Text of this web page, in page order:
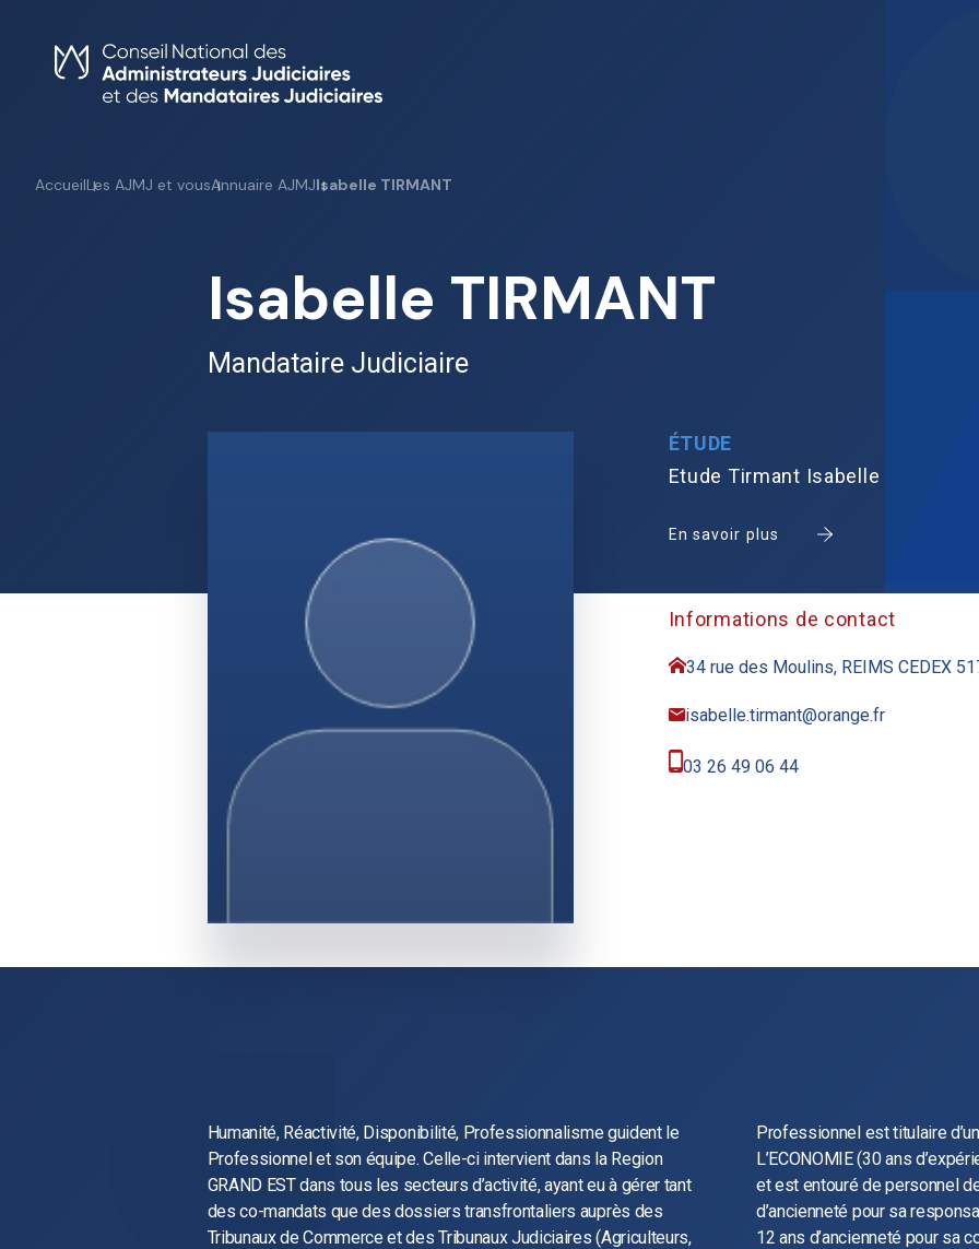
content
AccueilLes AJMJ et vousAnnuaire AJMJIsabelle TIRMANT
Isabelle TIRMANT
Mandataire Judiciaire
ÉTUDE
Etude Tirmant Isabelle
En savoir plus
Informations de contact
34 rue des Moulins, REIMS CEDEX
isabelle.tirmant@orange.fr
03 26 49 06 44
Humanité, Réactivité, Disponibilité, Professionnalisme guident le
Professionnel et son équipe. Celle-ci intervient dans la Region
GRAND EST dans tous les secteurs d’activité, ayant eu à gérer tant
des co-mandats que des dossiers transfrontaliers auprès des
Tribunaux de Commerce et des Tribunaux Judiciaires (Agriculteurs,
Professionnel est titulaire d’un DEA de DROIT PRIVE DE
L’ECONOMIE (30 ans d’expérience dans les procédures collectives),
et est entouré de personnel de qualité et d’expérience : 32 ans
d’ancienneté pour sa responsable du service social et comptable, et
12 ans d’ancienneté pour sa collaboratrice, titulaire d’un Master